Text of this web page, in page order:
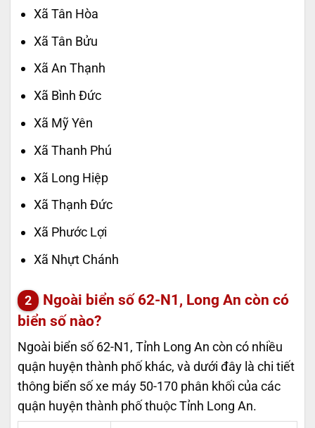
Xã Tân Hòa
Xã Tân Bửu
Xã An Thạnh
Xã Bình Đức
Xã Mỹ Yên
Xã Thanh Phú
Xã Long Hiệp
Xã Thạnh Đức
Xã Phước Lợi
Xã Nhựt Chánh
Ngoài biển số 62-N1, Long An còn có
biển số nào?
Ngoài biển số 62-N1, Tỉnh Long An còn có nhiều
quận huyện thành phố khác, và dưới đây là chi tiết
thông biển số xe máy 50-170 phân khối của các
quận huyện thành phố thuộc Tỉnh Long An.